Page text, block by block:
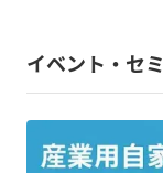
イベント・セ